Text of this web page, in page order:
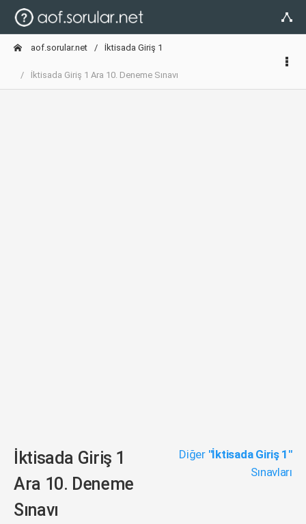
aof.sorular.net İktisada Giriş 1
İktisada Giriş 1 Ara 10. Deneme Sınavı
İktisada Giriş 1
Ara 10. Deneme
Sınavı
Diğer "İktisada Giriş 1"
Sınavları